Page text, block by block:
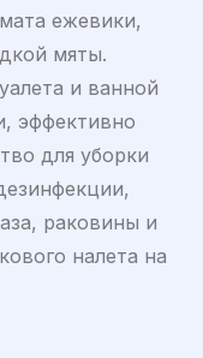
ежевики,
мяты.
и ванной
эффективно
для уборки
раковины и
налета на